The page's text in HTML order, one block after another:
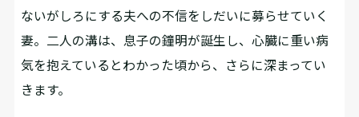
ないがしろにする夫への不信をしだいに募らせていく
妻。二人の溝は、息子の鐘明が誕生し、心臓に重い病
気を抱えているとわかった頃から、さらに深まってい
きます。